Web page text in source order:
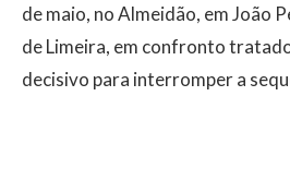
de maio, no Almeidão, em João
de Limeira, em confronto
decisivo para interromper a